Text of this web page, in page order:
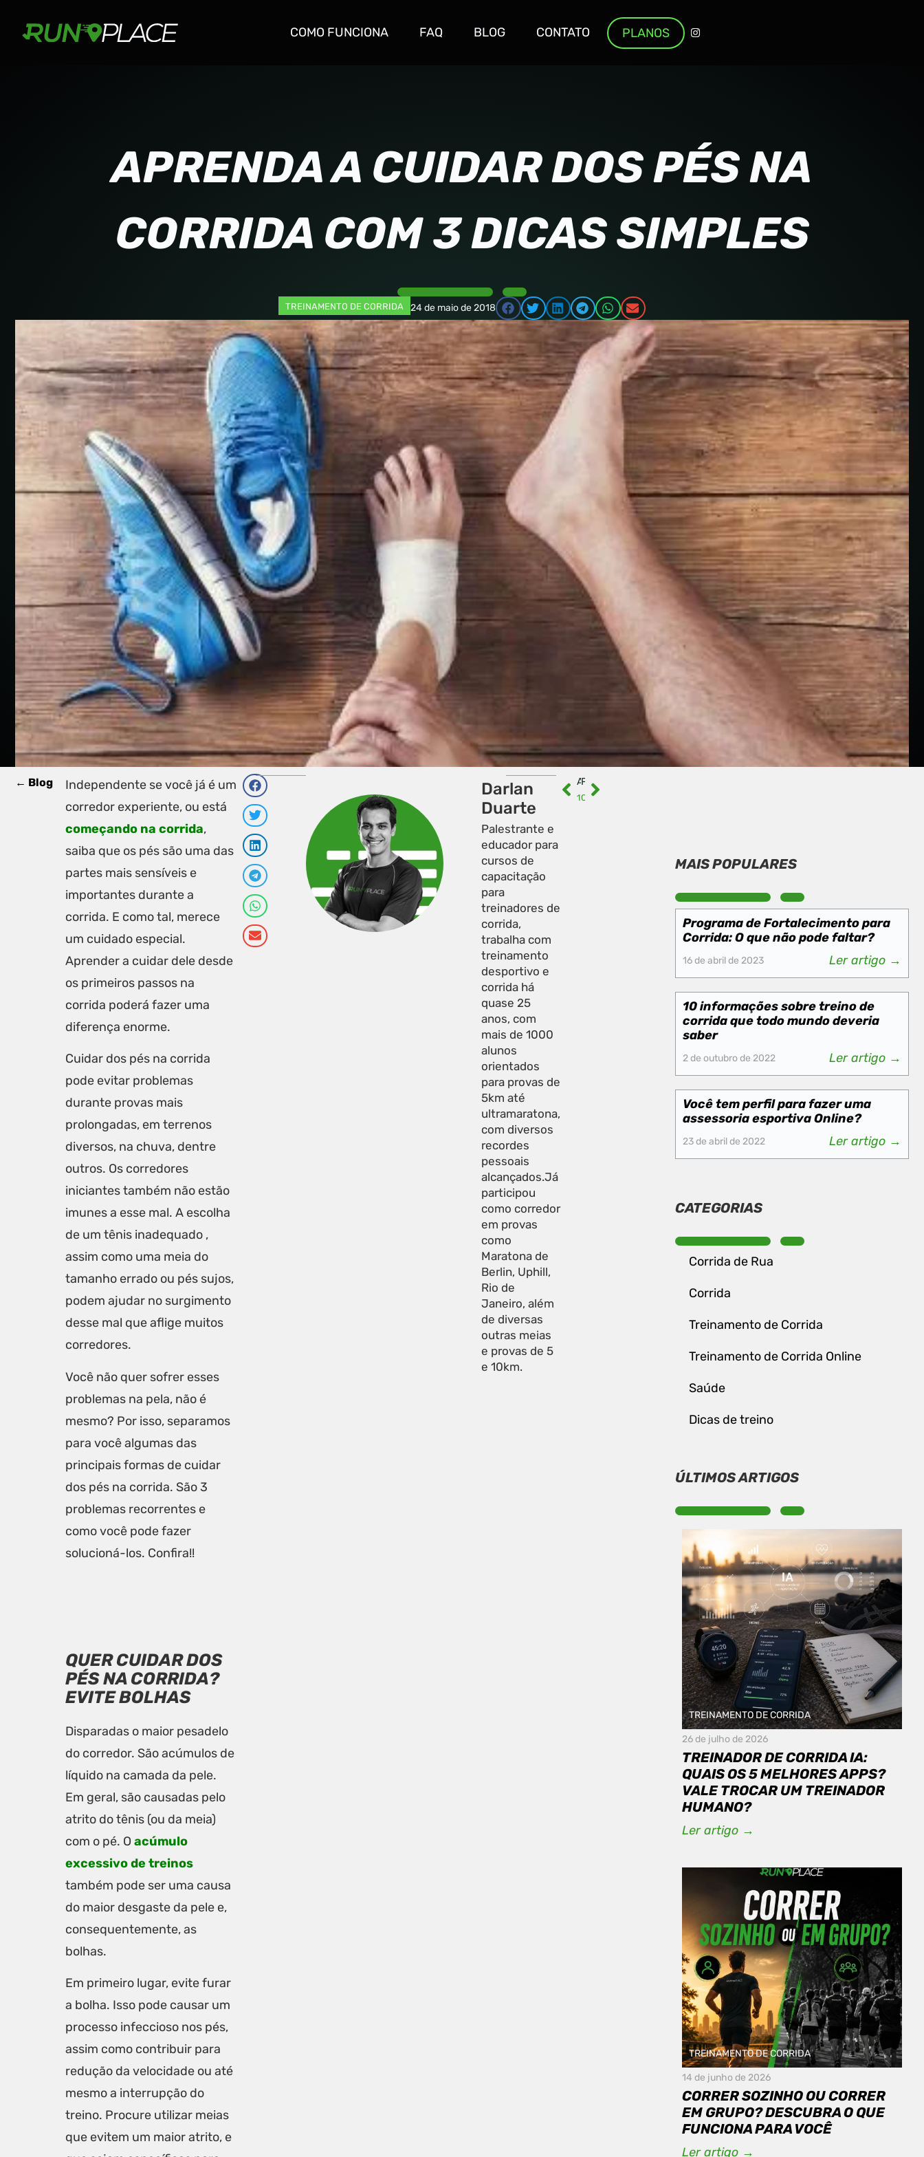
COMO FUNCIONA FAQ BLOG CONTATO PLANOS
APRENDA A CUIDAR DOS PÉS NA
CORRIDA COM 3 DICAS SIMPLES
TREINAMENTO DE CORRIDA 24 de maio de 2018
← Blog
Independente se você já é um
corredor experiente, ou está
começando na corrida,
saiba que os pés são uma das
partes mais sensíveis e
importantes durante a
corrida. E como tal, merece
um cuidado especial.
Aprender a cuidar dele desde
os primeiros passos na
corrida poderá fazer uma
diferença enorme.
Cuidar dos pés na corrida
pode evitar problemas
durante provas mais
prolongadas, em terrenos
diversos, na chuva, dentre
outros. Os corredores
iniciantes também não estão
imunes a esse mal. A escolha
de um tênis inadequado ,
assim como uma meia do
tamanho errado ou pés sujos,
podem ajudar no surgimento
desse mal que aflige muitos
corredores.
Você não quer sofrer esses
problemas na pela, não é
mesmo? Por isso, separamos
para você algumas das
principais formas de cuidar
dos pés na corrida. São 3
problemas recorrentes e
como você pode fazer
solucioná-los. Confira!!
QUER CUIDAR DOS
PÉS NA CORRIDA?
EVITE BOLHAS
Disparadas o maior pesadelo
do corredor. São acúmulos de
líquido na camada da pele.
Em geral, são causadas pelo
atrito do tênis (ou da meia)
com o pé. O acúmulo
excessivo de treinos
também pode ser uma causa
do maior desgaste da pele e,
consequentemente, as
bolhas.
Em primeiro lugar, evite furar
a bolha. Isso pode causar um
processo infeccioso nos pés,
assim como contribuir para
redução da velocidade ou até
mesmo a interrupção do
treino. Procure utilizar meias
que evitem um maior atrito, e
Darlan
Duarte
Palestrante e
educador para
cursos de
capacitação
para
treinadores de
corrida,
trabalha com
treinamento
desportivo e
corrida há
quase 25
anos, com
mais de 1000
alunos
orientados
para provas de
5km até
ultramaratona,
com diversos
recordes
pessoais
alcançados.Já
participou
como corredor
em provas
como
Maratona de
Berlin, Uphill,
Rio de
Janeiro, além
de diversas
outras meias
e provas de 5
e 10km.
ANTERIOR
10 alimentos para corredores que fazem diferença
PRÓXIMO
Conheça 4 motivos para começar seu treino de corrida hoje!
MAIS POPULARES
Programa de Fortalecimento para
Corrida: O que não pode faltar?
16 de abril de 2023 Ler artigo →
10 informações sobre treino de
corrida que todo mundo deveria
saber
2 de outubro de 2022 Ler artigo →
Você tem perfil para fazer uma
assessoria esportiva Online?
23 de abril de 2022 Ler artigo →
CATEGORIAS
Corrida de Rua
Corrida
Treinamento de Corrida
Treinamento de Corrida Online
Saúde
Dicas de treino
ÚLTIMOS ARTIGOS
TREINAMENTO DE CORRIDA
26 de julho de 2026
TREINADOR DE CORRIDA IA:
QUAIS OS 5 MELHORES APPS?
VALE TROCAR UM TREINADOR
HUMANO?
Ler artigo →
TREINAMENTO DE CORRIDA
14 de junho de 2026
CORRER SOZINHO OU CORRER
EM GRUPO? DESCUBRA O QUE
FUNCIONA PARA VOCÊ
Ler artigo →